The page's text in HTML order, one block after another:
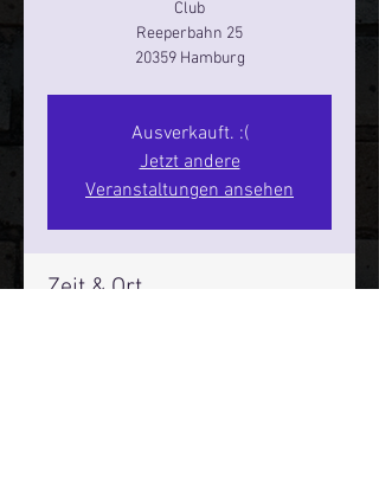
Club
Reeperbahn 25
Ausverkauft. :(
Jetzt andere
Veranstaltungen ansehen
Zeit & Ort